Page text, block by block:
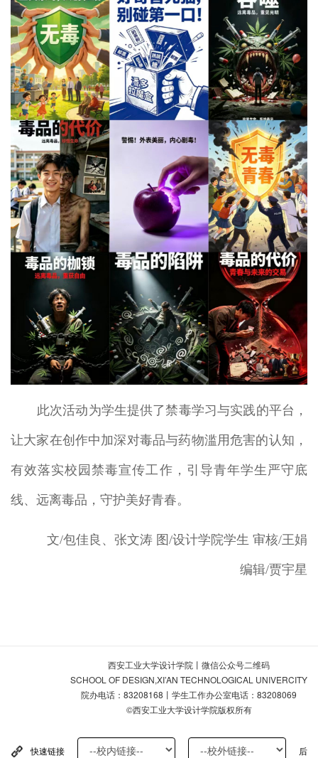
此次活动为学生提供了禁毒学习与实践的平台，
让大家在创作中加深对毒品与药物滥用危害的认知，
有效落实校园禁毒宣传工作，引导青年学生严守底
线、远离毒品，守护美好青春。
文/包佳良、张文涛 图/设计学院学生 审核/王娟
编辑/贾宇星
西安工业大学设计学院丨微信公众号二维码
SCHOOL OF DESIGN,XI’AN TECHNOLOGICAL UNIVERCITY
院办电话：83208168丨学生工作办公室电话：83208069
©西安工业大学设计学院版权所有
快速链接 后